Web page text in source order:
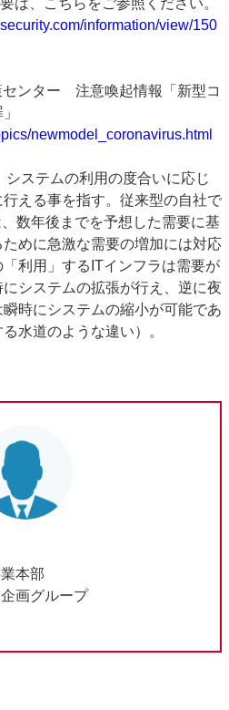
は、こちらをご参照ください。
information/view/150
ンター 注意喚起情報「新型コ
罪」
newmodel_coronavirus.html
ステムの利用の度合いに応じ
える事を指す。従来型の自社で
数年後までを予想した需要に基
めに急激な需要の増加には対応
利用」するITインフラは需要が
システムの拡張が行え、逆に夜
時にシステムの縮小が可能であ
水道のような違い）。
本部
画グループ